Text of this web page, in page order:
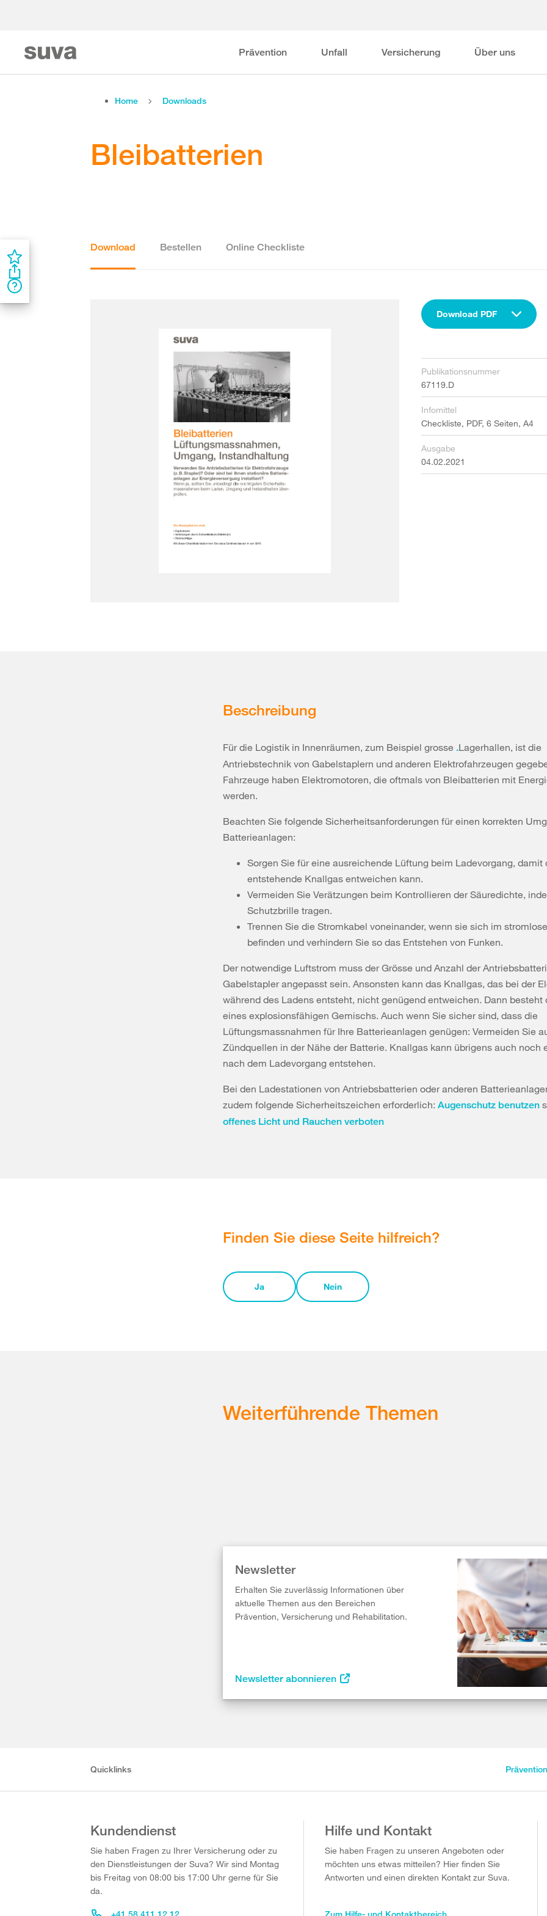
Prävention Unfall Versicherung Über uns
Home Downloads
Bleibatterien
Download Bestellen Online Checkliste
Download PDF
Publikationsnummer
67119.D
Infomittel
Checkliste, PDF, 6 Seiten, A4
Ausgabe
04.02.2021
Beschreibung
Für die Logistik in Innenräumen, zum Beispiel grosse .Lagerhallen, ist die
Antriebstechnik von Gabelstaplern und anderen Elektrofahrzeugen
Fahrzeuge haben Elektromotoren, die oftmals von Bleibatterien mit
werden.
Beachten Sie folgende Sicherheitsanforderungen für einen korrekten
Batterieanlagen:
Sorgen Sie für eine ausreichende Lüftung beim Ladevorgang, damit
entstehende Knallgas entweichen kann.
Vermeiden Sie Verätzungen beim Kontrollieren der Säuredichte,
Schutzbrille tragen.
Trennen Sie die Stromkabel voneinander, wenn sie sich im
befinden und verhindern Sie so das Entstehen von Funken.
Der notwendige Luftstrom muss der Grösse und Anzahl der
Gabelstapler angepasst sein. Ansonsten kann das Knallgas, das bei der
während des Ladens entsteht, nicht genügend entweichen. Dann besteht
eines explosionsfähigen Gemischs. Auch wenn Sie sicher sind, dass die
Lüftungsmassnahmen für Ihre Batterieanlagen genügen: Vermeiden Sie
Zündquellen in der Nähe der Batterie. Knallgas kann übrigens auch noch
nach dem Ladevorgang entstehen.
Bei den Ladestationen von Antriebsbatterien oder anderen
zudem folgende Sicherheitszeichen erforderlich: Augenschutz benutzen
offenes Licht und Rauchen verboten
Finden Sie diese Seite hilfreich?
Ja Nein
Weiterführende Themen
Newsletter
Erhalten Sie zuverlässig Informationen über
aktuelle Themen aus den Bereichen
Prävention, Versicherung und Rehabilitation.
Newsletter abonnieren
Quicklinks Prävention
Kundendienst
Sie haben Fragen zu Ihrer Versicherung oder zu
den Dienstleistungen der Suva? Wir sind Montag
bis Freitag von 08:00 bis 17:00 Uhr gerne für Sie
da.
+41 58 411 12 12
Hilfe und Kontakt
Sie haben Fragen zu unseren Angeboten oder
möchten uns etwas mitteilen? Hier finden Sie
Antworten und einen direkten Kontakt zur Suva.
Zum Hilfe- und Kontaktbereich